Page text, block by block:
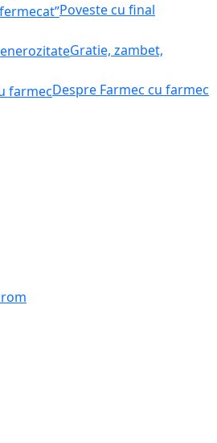
Poveste cu final
Gratie, zambet,
Despre Farmec cu farmec